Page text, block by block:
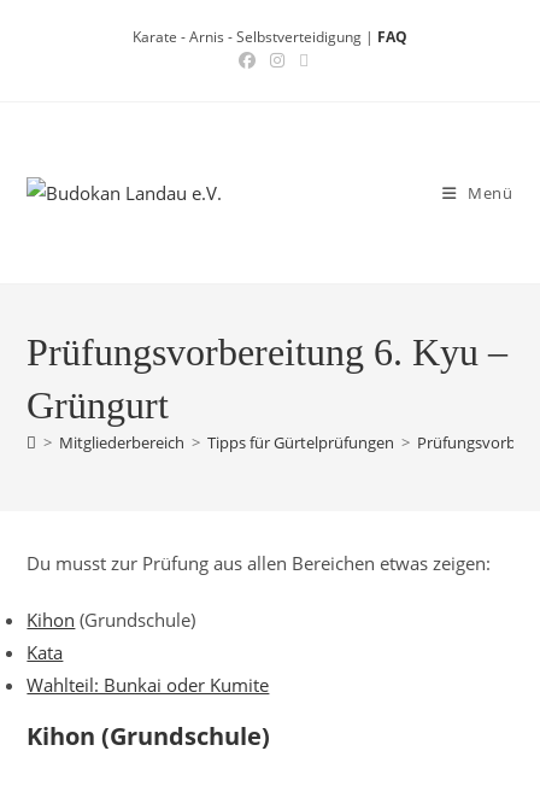
Karate - Arnis - Selbstverteidigung | FAQ
Menü
Prüfungsvorbereitung 6. Kyu –
Grüngurt
> Mitgliederbereich > Tipps für Gürtelprüfungen >
Du musst zur Prüfung aus allen Bereichen etwas zeigen:
Kihon (Grundschule)
Kata
Wahlteil: Bunkai oder Kumite
Kihon (Grundschule)